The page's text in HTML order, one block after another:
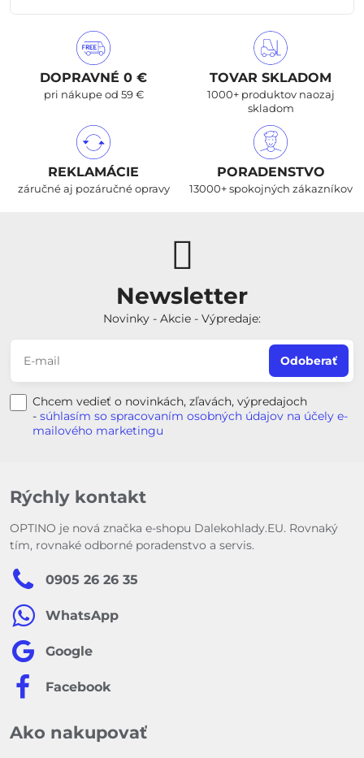
DOPRAVNÉ 0 €
pri nákupe od 59 €
TOVAR SKLADOM
1000+ produktov naozaj
skladom
REKLAMÁCIE
záručné aj pozáručné opravy
PORADENSTVO
13000+ spokojných zákazníkov
Newsletter
Novinky - Akcie - Výpredaje:
Odoberať
Chcem vedieť o novinkách, zľavách, výpredajoch
- súhlasím so spracovaním osobných údajov na účely e-
mailového marketingu
Rýchly kontakt
OPTINO je nová značka e-shopu Dalekohlady.EU. Rovnaký
tím, rovnaké odborné poradenstvo a servis.
0905 26 26 35
WhatsApp
Google
Facebook
Ako nakupovať